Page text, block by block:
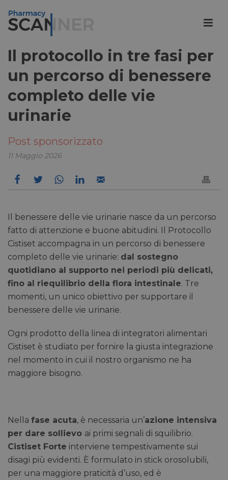
Il protocollo in tre fasi per
un percorso di benessere
completo delle vie
urinarie
Post sponsorizzato
11 Maggio 2026
Il benessere delle vie urinarie nasce da un percorso
fatto di attenzione e buone abitudini. Il Protocollo
Cistiset accompagna in un percorso di benessere
completo delle vie urinarie: dal sostegno
quotidiano al supporto nei periodi più delicati,
fino al riequilibrio della flora intestinale. Tre
momenti, un unico obiettivo per supportare il
benessere delle vie urinarie.
Ogni prodotto della linea di integratori alimentari
Cistiset è studiato per fornire la giusta integrazione
nel momento in cui il nostro organismo ne ha
maggiore bisogno.
Nella fase acuta, è necessaria un’azione intensiva
per dare sollievo ai primi segnali di squilibrio.
Cistiset Forte interviene tempestivamente sui
disagi più evidenti. È formulato in stick orosolubili,
per una maggiore praticità d’uso, ed è